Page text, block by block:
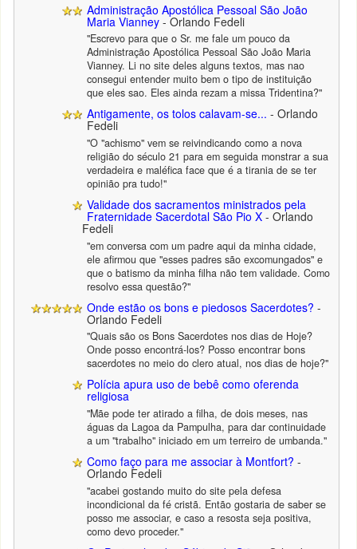
Administração Apostólica Pessoal São João
Maria Vianney - Orlando Fedeli
"Escrevo para que o Sr. me fale um pouco da
Administração Apostólica Pessoal São João Maria
Vianney. Li no site deles alguns textos, mas nao
consegui entender muito bem o tipo de instituição
que eles sao. Eles ainda rezam a missa Tridentina?"
Antigamente, os tolos calavam-se... - Orlando
Fedeli
"O "achismo" vem se reivindicando como a nova
religião do século 21 para em seguida monstrar a sua
verdadeira e maléfica face que é a tirania de se ter
opinião pra tudo!"
Validade dos sacramentos ministrados pela
Fraternidade Sacerdotal São Pio X - Orlando
Fedeli
"em conversa com um padre aqui da minha cidade,
ele afirmou que "esses padres são excomungados" e
que o batismo da minha filha não tem validade. Como
resolvo essa questão?"
Onde estão os bons e piedosos Sacerdotes? -
Orlando Fedeli
"Quais são os Bons Sacerdotes nos dias de Hoje?
Onde posso encontrá-los? Posso encontrar bons
sacerdotes no meio do clero atual, nos dias de hoje?"
Polícia apura uso de bebê como oferenda
religiosa
"Mãe pode ter atirado a filha, de dois meses, nas
águas da Lagoa da Pampulha, para dar continuidade
a um "trabalho" iniciado em um terreiro de umbanda."
Como faço para me associar à Montfort? -
Orlando Fedeli
"acabei gostando muito do site pela defesa
incondicional da fé cristã. Então gostaria de saber se
posso me associar, e caso a resosta seja positiva,
como devo proceder."